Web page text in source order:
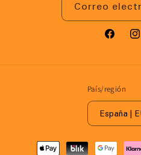
Correo
Facebook
País/región
Formas